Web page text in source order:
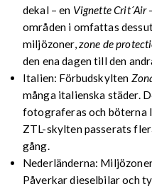
dekal – en Vignette Crit´Air
områden i omfattas
miljözoner, zone de
den ena dagen till den
Italien: Förbudskylten
många italienska städer.
fotograferas och böterna
ZTL-skylten passerats
gång.
Nederländerna:
Påverkar dieselbilar och